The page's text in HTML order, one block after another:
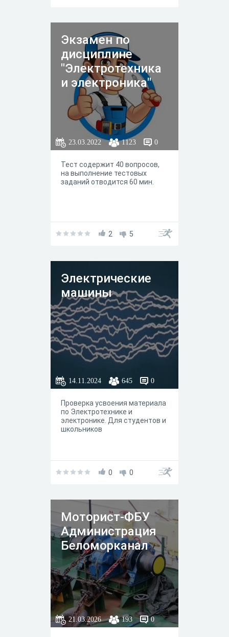
Экзамен по
дисциплине
"Электротехника
и электроника"
23.03.2022 1123 0
Тест содержит 40 вопросов,
на выполнение тестовых
заданий отводится 60 мин.
2 5
Электрические
машины
14.11.2024 645 0
Проверка усвоения материала
по Электротехнике и
электронике. Для студентов и
школьников
0 0
Моторист-ФБУ
Администрация
Беломорканал
21.03.2026 193 0